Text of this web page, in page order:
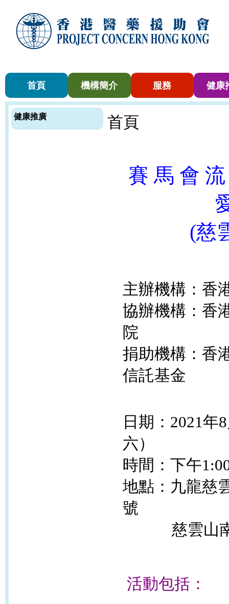
首頁 機構簡介 服務 健康
健康推廣 首頁
賽 馬 會
(慈
主辦機構：香
協辦機構：香
院
捐助機構：香
信託基金
日期：2021年
六）
時間：下午
地點：九龍慈
號
慈雲山南
活動包括：